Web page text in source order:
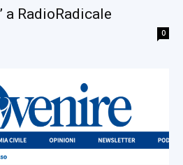
a RadioRadicale
0